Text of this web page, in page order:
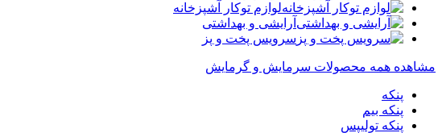
لوازم توکار آشپزخانه
آرایشی و بهداشتی
سرویس پخت و پز
مشاهده همه محصولات سرمایش و گرمایش
پنکه
پنکه بیم
پنکه تولیپس